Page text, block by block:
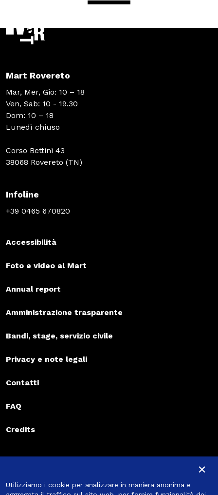
Mart Rovereto
Mar, Mer, Gio: 10 – 18
Ven, Sab: 10 - 19.30
Dom: 10 – 18
Lunedì chiuso
Corso Bettini 43
38068 Rovereto (TN)
Infoline
+39 0465 670820
Accessibilità
Foto e video al Mart
Annual report
Amministrazione trasparente
Bandi, stage, servizio civile
Privacy e note legali
Contatti
FAQ
Credits
Iscriviti alla newsletter
Iscriviti
Utilizziamo i cookie per analizzare in maniera anonima e
×